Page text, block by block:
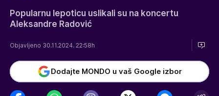
Popularnu lepoticu uslikali su na koncertu
Aleksandre Radović
Objavljeno 30.11.2024. 22:58h
Dodajte MONDO u vaš Google izbor